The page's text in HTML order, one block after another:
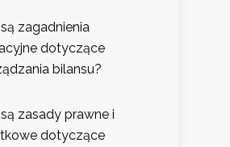
zagadnienia
dotyczące
bilansu?
zasady prawne i
dotyczące